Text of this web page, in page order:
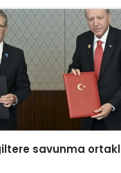
savunma